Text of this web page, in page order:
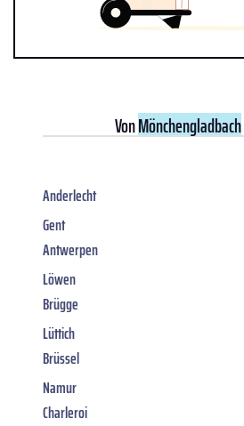
VonMönchengladbach
Anderlecht
Gent
Antwerpen
Löwen
Brügge
Lüttich
Brüssel
Namur
Charleroi